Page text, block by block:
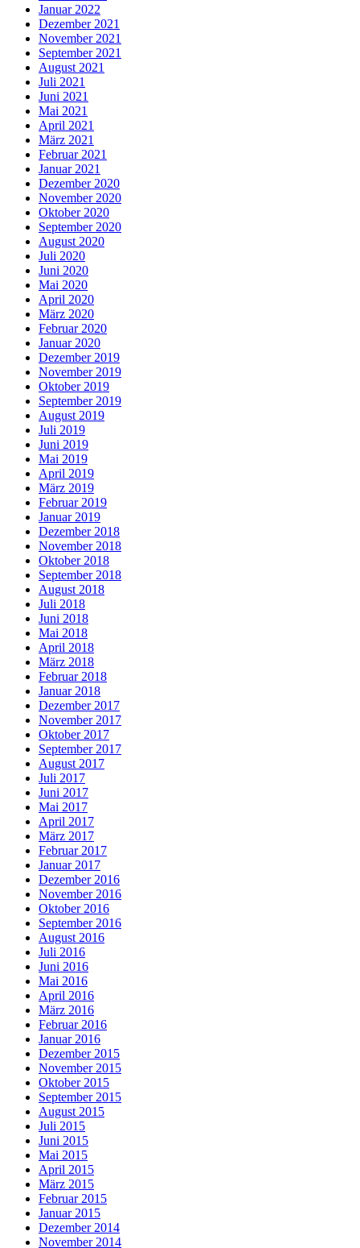
Januar 2022
Dezember 2021
November 2021
September 2021
August 2021
Juli 2021
Juni 2021
Mai 2021
April 2021
März 2021
Februar 2021
Januar 2021
Dezember 2020
November 2020
Oktober 2020
September 2020
August 2020
Juli 2020
Juni 2020
Mai 2020
April 2020
März 2020
Februar 2020
Januar 2020
Dezember 2019
November 2019
Oktober 2019
September 2019
August 2019
Juli 2019
Juni 2019
Mai 2019
April 2019
März 2019
Februar 2019
Januar 2019
Dezember 2018
November 2018
Oktober 2018
September 2018
August 2018
Juli 2018
Juni 2018
Mai 2018
April 2018
März 2018
Februar 2018
Januar 2018
Dezember 2017
November 2017
Oktober 2017
September 2017
August 2017
Juli 2017
Juni 2017
Mai 2017
April 2017
März 2017
Februar 2017
Januar 2017
Dezember 2016
November 2016
Oktober 2016
September 2016
August 2016
Juli 2016
Juni 2016
Mai 2016
April 2016
März 2016
Februar 2016
Januar 2016
Dezember 2015
November 2015
Oktober 2015
September 2015
August 2015
Juli 2015
Juni 2015
Mai 2015
April 2015
März 2015
Februar 2015
Januar 2015
Dezember 2014
November 2014